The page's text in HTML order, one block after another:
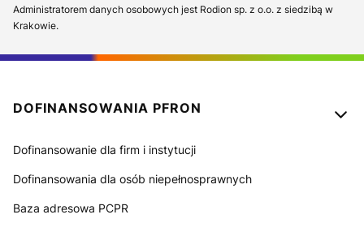
Administratorem danych osobowych jest Rodion sp. z o.o. z siedzibą w
Krakowie.
Linki w stopce
DOFINANSOWANIA PFRON
Dofinansowanie dla firm i instytucji
Dofinansowania dla osób niepełnosprawnych
Baza adresowa PCPR